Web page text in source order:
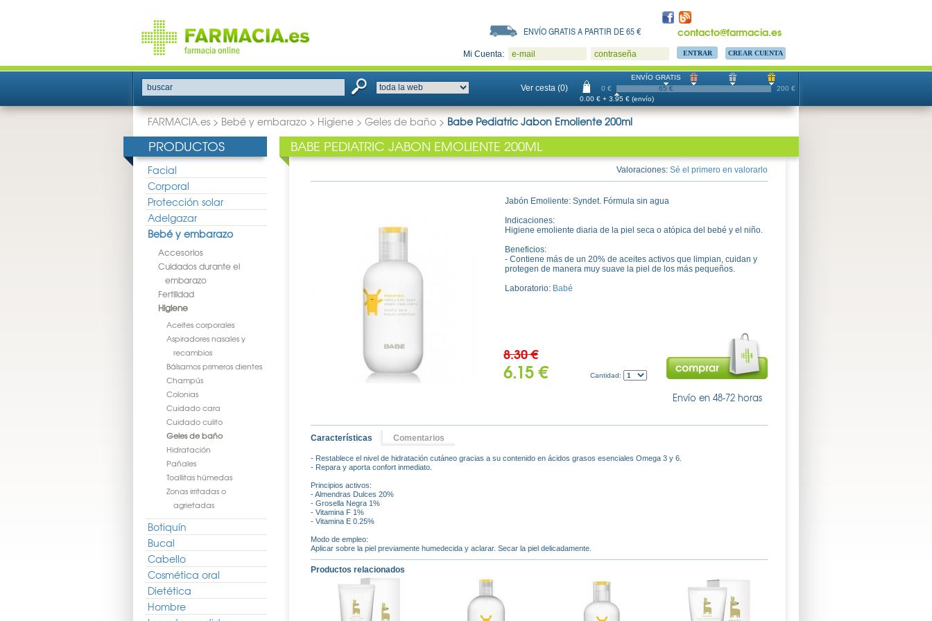
contacto@farmacia.es
ENVÍO GRATIS A PARTIR DE 65 €
Mi Cuenta: e-mail contraseña CREAR CUENTA
buscar Ver cesta (0) 0 € 200 €
ENVÍO GRATIS
65 €
0.00 € + 3.95 € (envío)
FARMACIA.es > Bebé y embarazo > Higiene > Geles de baño > Babe Pediatric Jabon Emoliente 200ml
PRODUCTOS
Facial
Corporal
Protección solar
Adelgazar
Bebé y embarazo
Accesorios
Cuidados durante el
embarazo
Fertilidad
Higiene
Aceites corporales
Aspiradores nasales y
recambios
Bálsamos primeros dientes
Champús
Colonias
Cuidado cara
Cuidado culito
Geles de baño
Hidratación
Pañales
Toallitas húmedas
Zonas irritadas o
agrietadas
Botiquín
Bucal
Cabello
Cosmética oral
Dietética
Hombre
BABE PEDIATRIC JABON EMOLIENTE 200ML
Valoraciones: Sé el primero en valorarlo
Jabón Emoliente: Syndet. Fórmula sin agua
Indicaciones:
Higiene emoliente diaria de la piel seca o atópica del bebé y el niño.
Beneficios:
- Contiene más de un 20% de aceites activos que limpian, cuidan y
protegen de manera muy suave la piel de los más pequeños.
Laboratorio: Babé
8.30 €
6.15 € Cantidad:
Envío en 48-72 horas
Características Comentarios
- Restablece el nivel de hidratación cutáneo gracias a su contenido en ácidos grasos esenciales Omega 3 y 6.
- Repara y aporta confort inmediato.
Principios activos:
- Almendras Dulces 20%
- Grosella Negra 1%
- Vitamina F 1%
- Vitamina E 0.25%
Modo de empleo:
Aplicar sobre la piel previamente humedecida y aclarar. Secar la piel delicadamente.
Productos relacionados